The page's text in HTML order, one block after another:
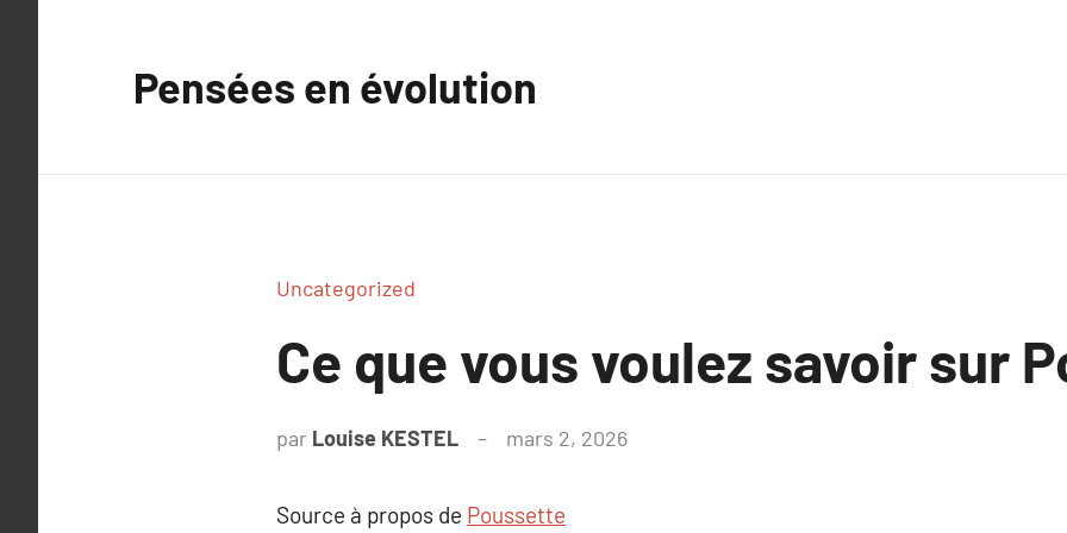
Pensées en évolution
Uncategorized
Ce que vous voulez savoir sur
par Louise KESTEL mars 2, 2026
Source à propos de Poussette